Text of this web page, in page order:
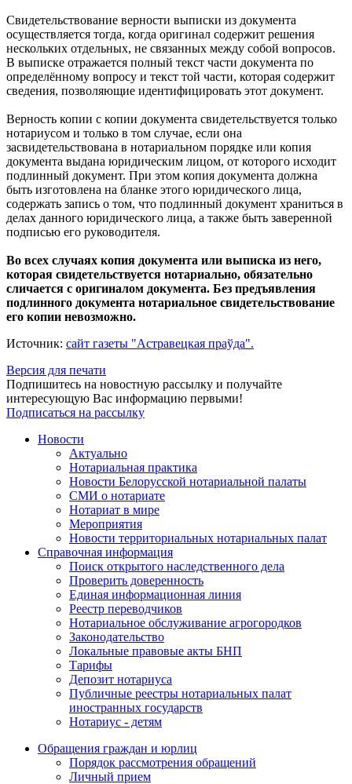
Свидетельствование верности выписки из документа
осуществляется тогда, когда оригинал содержит решения
нескольких отдельных, не связанных между собой вопросов.
В выписке отражается полный текст части документа по
определённому вопросу и текст той части, которая содержит
сведения, позволяющие идентифицировать этот документ.
Верность копии с копии документа свидетельствуется только
нотариусом и только в том случае, если она
засвидетельствована в нотариальном порядке или копия
документа выдана юридическим лицом, от которого исходит
подлинный документ. При этом копия документа должна
быть изготовлена на бланке этого юридического лица,
содержать запись о том, что подлинный документ храниться в
делах данного юридического лица, а также быть заверенной
подписью его руководителя.
Во всех случаях копия документа или выписка из него,
которая свидетельствуется нотариально, обязательно
сличается с оригиналом документа. Без предъявления
подлинного документа нотариальное свидетельствование
его копии невозможно.
Источник: сайт газеты "Астравецкая праўда".
Версия для печати
Подпишитесь на новостную рассылку и получайте
интересующую Вас информацию первыми!
Подписаться на рассылку
Новости
Актуально
Нотариальная практика
Новости Белорусской нотариальной палаты
СМИ о нотариате
Нотариат в мире
Мероприятия
Новости территориальных нотариальных палат
Справочная информация
Поиск открытого наследственного дела
Проверить доверенность
Единая информационная линия
Реестр переводчиков
Нотариальное обслуживание агрогородков
Законодательство
Локальные правовые акты БНП
Тарифы
Депозит нотариуса
Публичные реестры нотариальных палат
иностранных государств
Нотариус - детям
Обращения граждан и юрлиц
Порядок рассмотрения обращений
Личный прием